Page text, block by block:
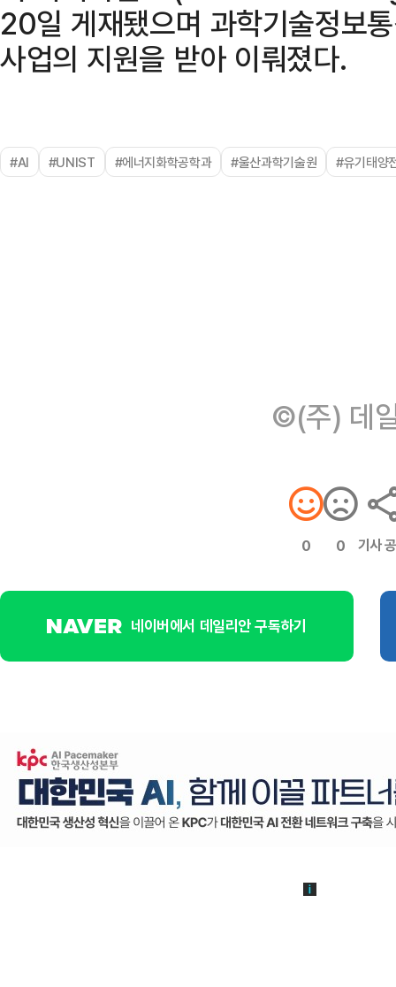
20일 게재됐으며 과학기술정보
사업의 지원을 받아 이뤄졌다.
#AI #UNIST #에너지화학공학과 #울산과학기술원 #유기태양
©(주) 데
0 0 기사
네이버에서 데일리안 구독하기